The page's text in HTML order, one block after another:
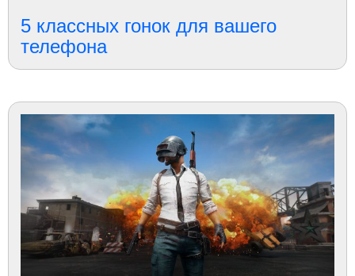
5 классных гонок для вашего
телефона